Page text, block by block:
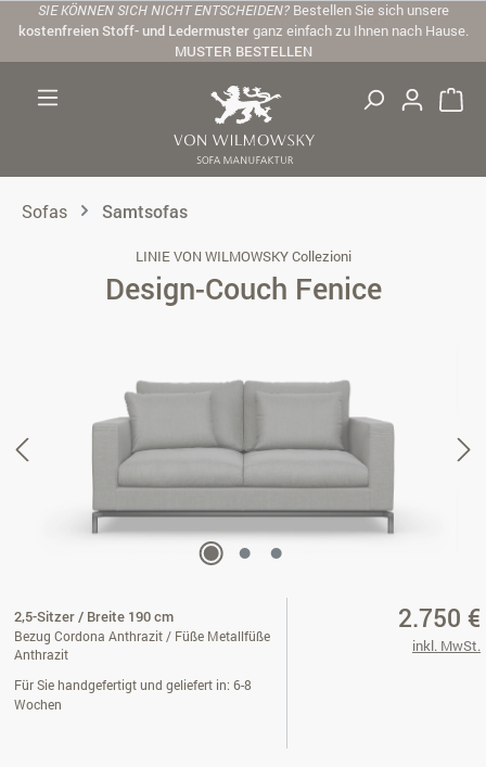
Zum Hauptinhalt springen
SIE KÖNNEN SICH NICHT ENTSCHEIDEN? Bestellen Sie sich unsere
kostenfreien Stoff- und Ledermusterganz einfach zu Ihnen nach Hause.
MUSTER BESTELLEN
Sofas Samtsofas
LINIE VON WILMOWSKY Collezioni
Design-Couch Fenice
2,5-Sitzer / Breite 190 cm
Bezug Cordona Anthrazit / Füße Metallfüße
Anthrazit
Für Sie handgefertigt und geliefert in: 6-8
Wochen
2.750 €
inkl. MwSt.